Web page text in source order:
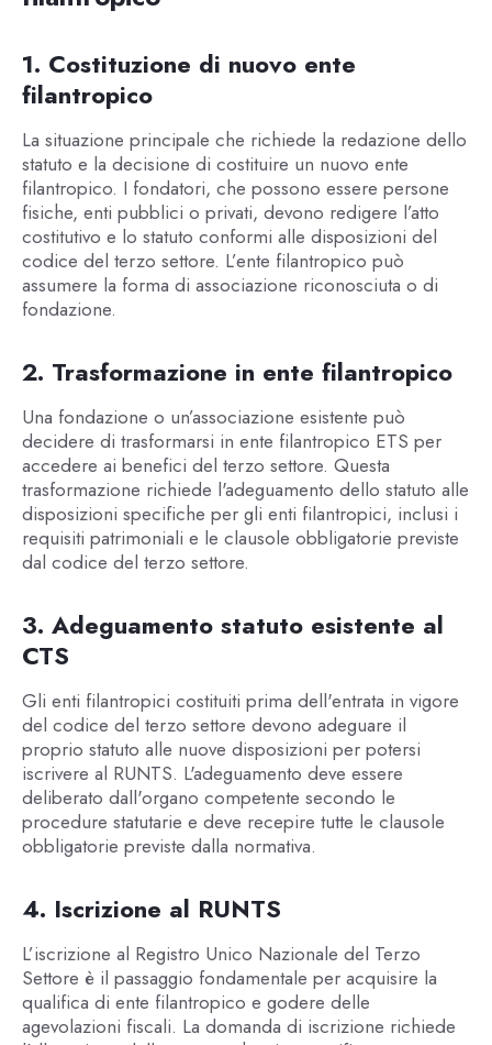
1. Costituzione di nuovo ente
filantropico
La situazione principale che richiede la redazione dello
statuto e la decisione di costituire un nuovo ente
filantropico. I fondatori, che possono essere persone
fisiche, enti pubblici o privati, devono redigere l’atto
costitutivo e lo statuto conformi alle disposizioni del
codice del terzo settore. L’ente filantropico può
assumere la forma di associazione riconosciuta o di
fondazione.
2. Trasformazione in ente filantropico
Una fondazione o un’associazione esistente può
decidere di trasformarsi in ente filantropico ETS per
accedere ai benefici del terzo settore. Questa
trasformazione richiede l'adeguamento dello statuto alle
disposizioni specifiche per gli enti filantropici, inclusi i
requisiti patrimoniali e le clausole obbligatorie previste
dal codice del terzo settore.
3. Adeguamento statuto esistente al
CTS
Gli enti filantropici costituiti prima dell'entrata in vigore
del codice del terzo settore devono adeguare il
proprio statuto alle nuove disposizioni per potersi
iscrivere al RUNTS. L'adeguamento deve essere
deliberato dall'organo competente secondo le
procedure statutarie e deve recepire tutte le clausole
obbligatorie previste dalla normativa.
4. Iscrizione al RUNTS
L’iscrizione al Registro Unico Nazionale del Terzo
Settore è il passaggio fondamentale per acquisire la
qualifica di ente filantropico e godere delle
agevolazioni fiscali. La domanda di iscrizione richiede